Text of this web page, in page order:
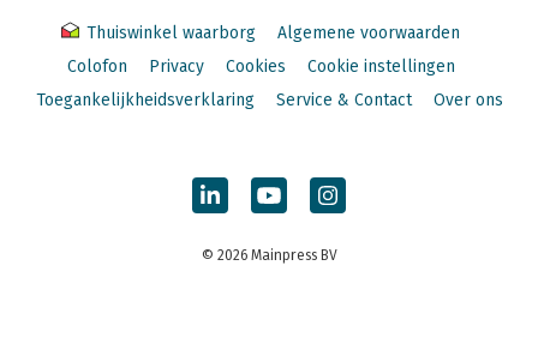
Thuiswinkel waarborg
Algemene voorwaarden
Colofon
Privacy Cookies
Cookie instellingen
Toegankelijkheidsverklaring
Service & Contact Over ons
© 2026 Mainpress BV